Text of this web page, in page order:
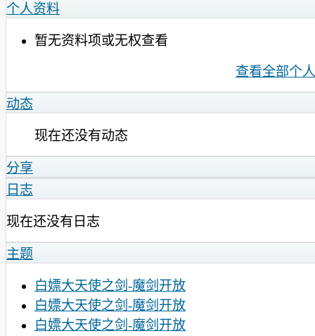
个人资料
暂无资料项或无权查看
查看全部个
动态
现在还没有动态
分享
日志
现在还没有日志
主题
白嫖大天使之剑-魔剑开放
白嫖大天使之剑-魔剑开放
白嫖大天使之剑-魔剑开放